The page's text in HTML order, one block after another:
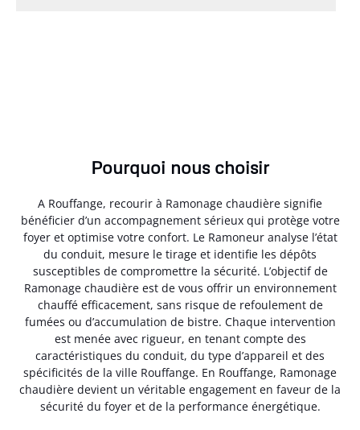
Pourquoi nous choisir
A Rouffange, recourir à Ramonage chaudière signifie
bénéficier d’un accompagnement sérieux qui protège votre
foyer et optimise votre confort. Le Ramoneur analyse l’état
du conduit, mesure le tirage et identifie les dépôts
susceptibles de compromettre la sécurité. L’objectif de
Ramonage chaudière est de vous offrir un environnement
chauffé efficacement, sans risque de refoulement de
fumées ou d’accumulation de bistre. Chaque intervention
est menée avec rigueur, en tenant compte des
caractéristiques du conduit, du type d’appareil et des
spécificités de la ville Rouffange. En Rouffange, Ramonage
chaudière devient un véritable engagement en faveur de la
sécurité du foyer et de la performance énergétique.